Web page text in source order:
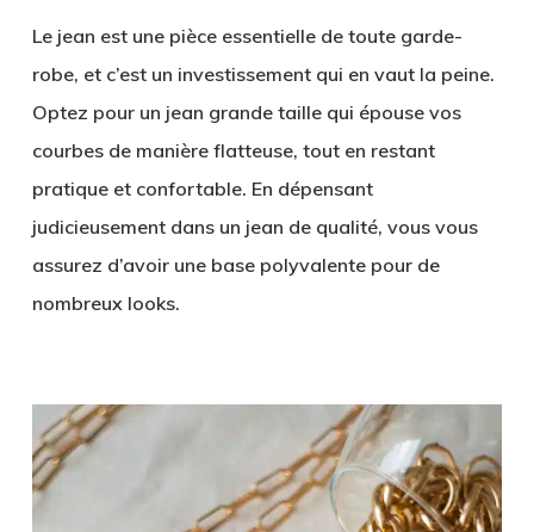
Le jean est une pièce essentielle de toute garde-
robe, et c’est un investissement qui en vaut la peine.
Optez pour un jean grande taille qui épouse vos
courbes de manière flatteuse, tout en restant
pratique et confortable. En dépensant
judicieusement dans un jean de qualité, vous vous
assurez d’avoir une base polyvalente pour de
nombreux looks.